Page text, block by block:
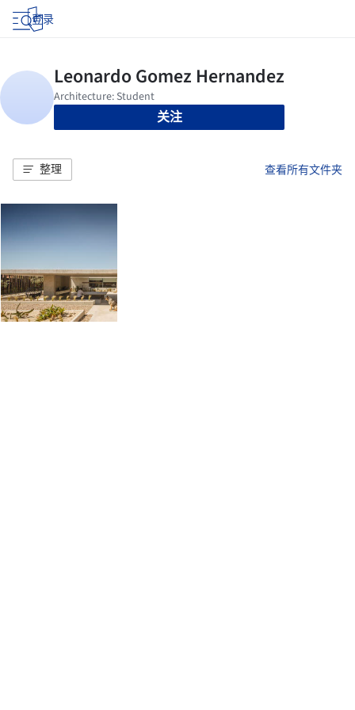
登录
关注
整理 查看所有文件夹